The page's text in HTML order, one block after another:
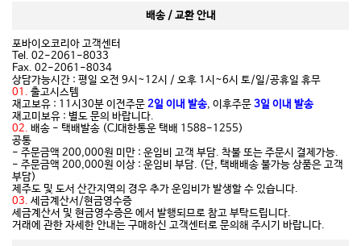
배송 / 교환 안내
포바이오코리아 고객센터
Tel. 02-2061-8033
Fax. 02-2061-8034
상담가능시간 : 평일 오전 9시~12시 / 오후 1시~6시 토/일/공휴일 휴무
01. 출고시스템
재고보유 : 11시30분 이전주문 2일 이내 발송, 이후주문 3일 이내 발송
재고미보유 : 별도 문의 바랍니다.
02. 배송 - 택배발송 (CJ대한통운 택배 1588-1255)
공통
- 주문금액 200,000원 미만 : 운임비 고객 부담. 착불 또는 주문시 결제가능.
- 주문금액 200,000원 이상 : 운임비 부담. (단, 택배배송 불가능 상품은 고객
부담)
제주도 및 도서 산간지역의 경우 추가 운임비가 발생할 수 있습니다.
03. 세금계산서/현금영수증
세금계산서 및 현금영수증은 에서 발행되므로 참고 부탁드립니다.
거래에 관한 자세한 안내는 구매하신 고객센터로 문의해 주시기 바랍니다.